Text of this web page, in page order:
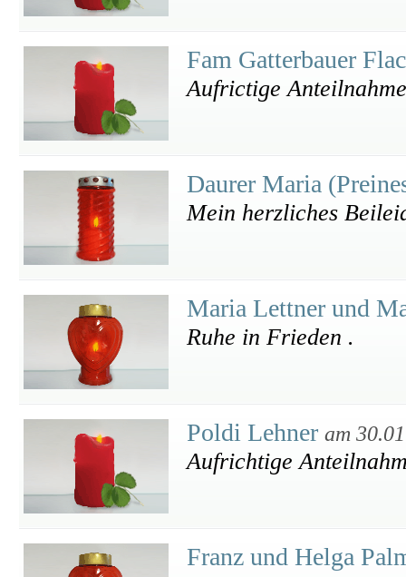
Fam Gatterbauer
Aufrictige Anteilnahme
Daurer Maria
Mein herzliches
Maria Lettner und
Ruhe in Frieden .
Poldi Lehner am
Aufrichtige
Franz und Helga